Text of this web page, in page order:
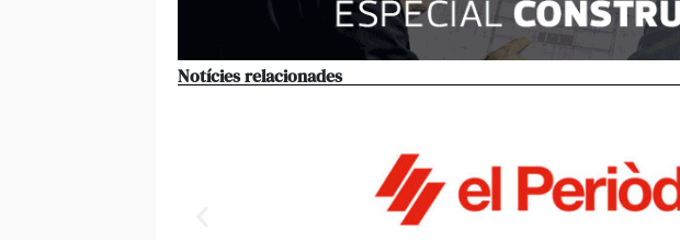
Notícies relacionades